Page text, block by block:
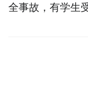
全事故，有学生